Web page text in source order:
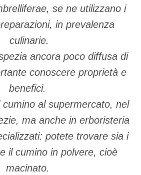
se ne utilizzano i
in prevalenza
culinarie.
ancora poco diffusa di
conoscere proprietà e
benefici.
al supermercato, nel
ma anche in erboristeria
potete trovare sia i
il cumino in polvere, cioè
macinato.